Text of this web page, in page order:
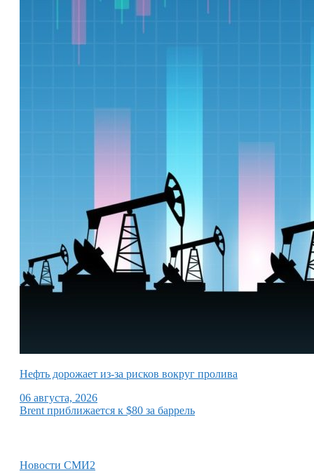
Нефть дорожает из-за рисков вокруг пролива
06 августа, 2026
Brent приближается к $80 за баррель
Новости СМИ2